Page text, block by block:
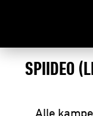
SPIIDEO
Alle